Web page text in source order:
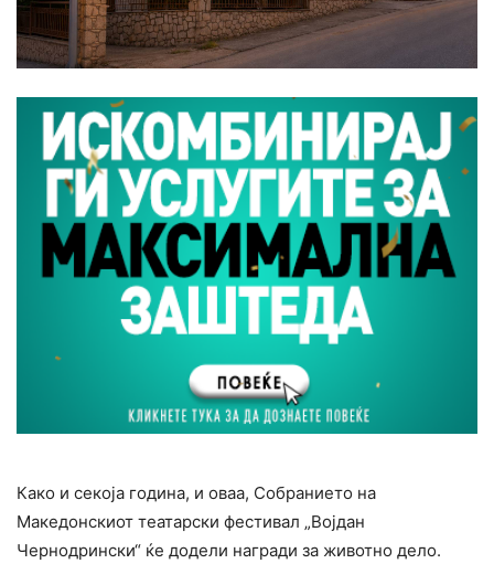
Како и секоја година, и оваа, Собранието на
Македонскиот театарски фестивал „Војдан
Чернодрински“ ќе додели награди за животно дело.